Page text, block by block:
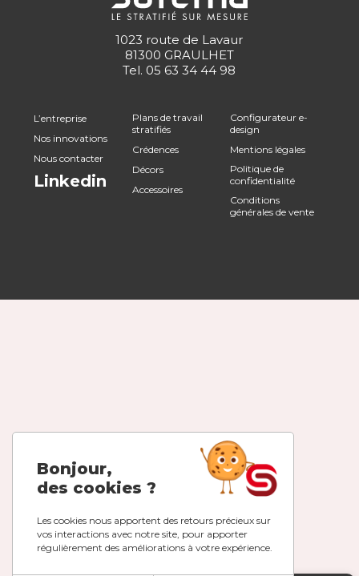
1023 route de Lavaur
81300 GRAULHET
Tel. 05 63 34 44 98
L’entreprise
Nos innovations
Nous contacter
Linkedin
Plans de travail
stratifiés
Crédences
Décors
Accessoires
Configurateur e-
design
Mentions légales
Politique de
confidentialité
Conditions
générales de vente
Bonjour,
des cookies ?
Les cookies nous apportent des retours précieux sur
vos interactions avec notre site, pour apporter
régulièrement des améliorations à votre expérience.